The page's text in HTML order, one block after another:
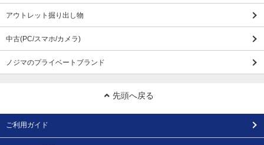
アウトレット掘り出し物
中古(PC/スマホ/カメラ)
ノジマのプライベートブランド
先頭へ戻る
ご利用ガイド